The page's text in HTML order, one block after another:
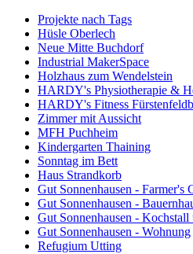
Projekte nach Tags
Hüsle Oberlech
Neue Mitte Buchdorf
Industrial MakerSpace
Holzhaus zum Wendelstein
HARDY's Physiotherapie &
HARDY's Fitness
Zimmer mit Aussicht
MFH Puchheim
Kindergarten Thaining
Sonntag im Bett
Haus Strandkorb
Gut Sonnenhausen - Farmer's
Gut Sonnenhausen -
Gut Sonnenhausen -
Gut Sonnenhausen - Wohnung
Refugium Utting